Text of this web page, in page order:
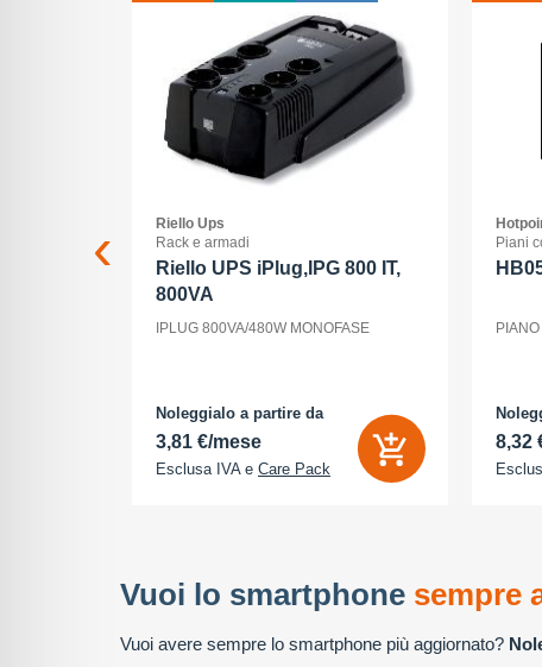
Riello Ups
Rack e armadi
Riello UPS iPlug,IPG 800 IT,
800VA
IPLUG 800VA/480W MONOFASE
Noleggialo a partire da
3,81 €/mese
Esclusa IVA e Care Pack
Piani
8,32
Vuoi lo smartphone sempre
Vuoi avere sempre lo smartphone più aggiornato?